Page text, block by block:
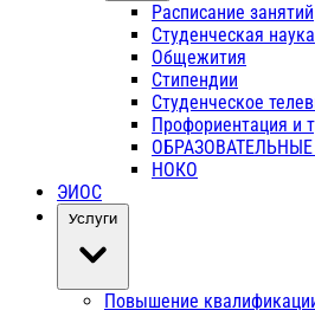
Расписание занятий
Студенческая наука
Общежития
Стипендии
Студенческое
Профориентация и
НОКО
ЭИОС
Услуги
Повышение